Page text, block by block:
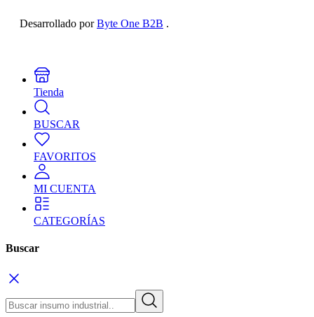
Desarrollado porByte One B2B .
Tienda
BUSCAR
FAVORITOS
MI CUENTA
CATEGORÍAS
Buscar